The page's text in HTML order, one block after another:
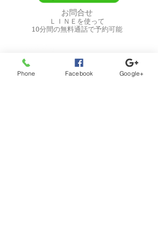
お問合せ
ＬＩＮＥを使って
10分間の無料通話で予約可能
0944-51-1620
Phone Facebook Google+